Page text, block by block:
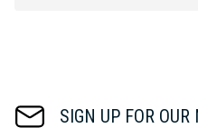
SIGN UP FOR OUR